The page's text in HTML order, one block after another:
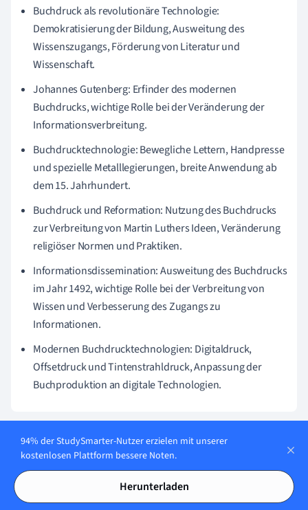
Buchdruck als revolutionäre Technologie:
Demokratisierung der Bildung, Ausweitung des
Wissenszugangs, Förderung von Literatur und
Wissenschaft.
Johannes Gutenberg: Erfinder des modernen
Buchdrucks, wichtige Rolle bei der Veränderung der
Informationsverbreitung.
Buchdrucktechnologie: Bewegliche Lettern, Handpresse
und spezielle Metalllegierungen, breite Anwendung ab
dem 15. Jahrhundert.
Buchdruck und Reformation: Nutzung des Buchdrucks
zur Verbreitung von Martin Luthers Ideen, Veränderung
religiöser Normen und Praktiken.
Informationsdissemination: Ausweitung des Buchdrucks
im Jahr 1492, wichtige Rolle bei der Verbreitung von
Wissen und Verbesserung des Zugangs zu
Informationen.
Modernen Buchdrucktechnologien: Digitaldruck,
Offsetdruck und Tintenstrahldruck, Anpassung der
Buchproduktion an digitale Technologien.
Ähnliche Themen in Geschichte
94% der StudySmarter-Nutzer erzielen mit unserer
kostenlosen Plattform bessere Noten.
Herunterladen